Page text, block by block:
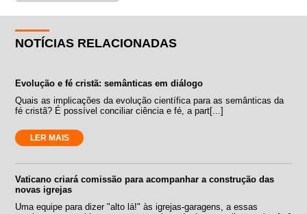
NOTÍCIAS RELACIONADAS
Evolução e fé cristã: semânticas em diálogo
Quais as implicações da evolução científica para as semânticas da
fé cristã? É possível conciliar ciência e fé, a part[...]
LER MAIS
Vaticano criará comissão para acompanhar a construção das
novas igrejas
Uma equipe para dizer "alto lá!" às igrejas-garagens, a essas